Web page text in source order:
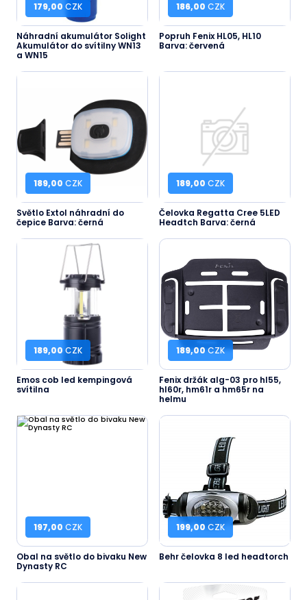
179,00 CZK
Náhradní akumulátor Solight
Akumulátor do svítilny WN13
a WN15
186,00 CZK
Popruh Fenix HL05, HL10
Barva: červená
189,00 CZK
Světlo Extol náhradní do
čepice Barva: černá
189,00 CZK
Čelovka Regatta Cree 5LED
Headtch Barva: černá
189,00 CZK
Emos cob led kempingová
svítilna
189,00CZK
Fenix držák alg-03 pro hl55,
hl60r, hm61r a hm65r na
helmu
197,00 CZK
Obal na světlo do bivaku New
Dynasty RC
199,00 CZK
Behr čelovka 8 led headtorch